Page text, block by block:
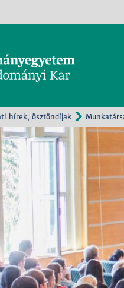
hírek, ösztöndíjak